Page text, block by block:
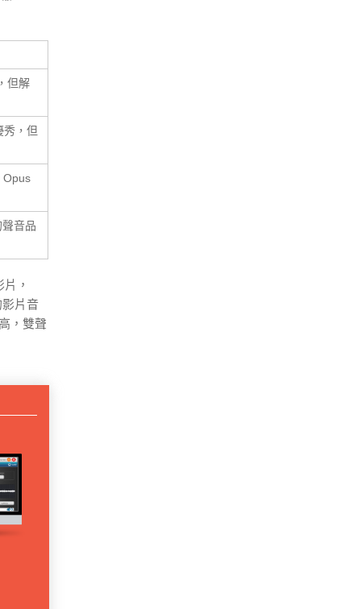
但解
秀，但
Opus
音品
，
片音
，雙聲